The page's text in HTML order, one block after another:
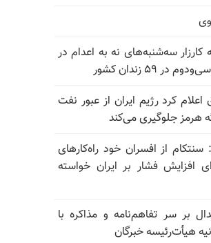
کارزار سه‌شنبه‌های نه به اعدام در
۵۹ زندان کشور
کرد رژیم ایران از عبور نفت
هرمز جلوگیری می‌کند
از افسران خود راه‌کارهای
افزایش فشار بر ایران خواسته
بر سر تفاهم‌نامه و مذاکره با
هیأت‌رئیسه خبرگان